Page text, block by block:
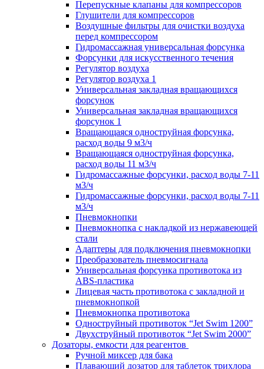
Перепускные клапаны для компрессоров
Глушители для компрессоров
Воздушные фильтры для очистки воздуха
перед компрессором
Гидромассажная универсальная форсунка
Форсунки для искусственного течения
Регулятор воздуха
Регулятор воздуха 1
Универсальная закладная вращающихся
форсунок
Универсальная закладная вращающихся
форсунок 1
Вращающаяся одноструйная форсунка,
расход воды 9 м3/ч
Вращающаяся одноструйная форсунка,
расход воды 11 м3/ч
Гидромассажные форсунки, расход воды 7-11
м3/ч
Гидромассажные форсунки, расход воды 7-11
м3/ч
Пневмокнопки
Пневмокнопка с накладкой из нержавеющей
стали
Адаптеры для подключения пневмокнопки
Преобразователь пневмосигнала
Универсальная форсунка противотока из
ABS-пластика
Лицевая часть противотока с закладной и
пневмокнопкой
Пневмокнопка противотока
Одноструйный противоток “Jet Swim 1200”
Двухструйный противоток “Jet Swim 2000”
Дозаторы, емкости для реагентов
Ручной миксер для бака
Плавающий дозатор для таблеток трихлора